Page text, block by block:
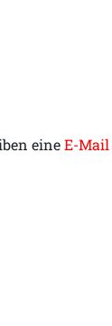
eineE-Mail